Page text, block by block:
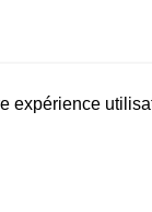
rentrée
expérience